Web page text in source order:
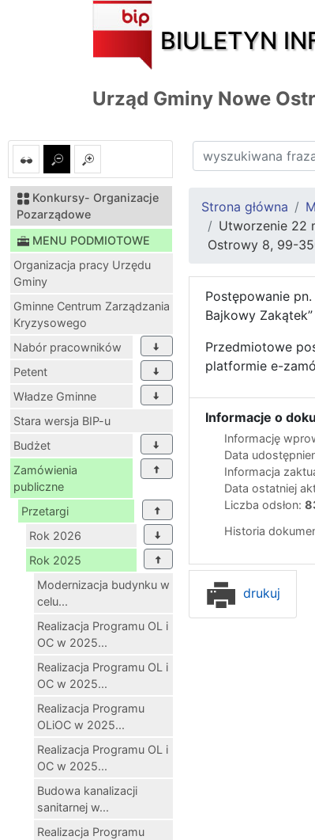
BIULETYN
Urząd Gminy Nowe
Konkursy- Organizacje
Pozarządowe
MENU PODMIOTOWE
Organizacja pracy Urzędu
Gminy
Gminne Centrum Zarządzania
Kryzysowego
Nabór pracowników
Petent
Władze Gminne
Stara wersja BIP-u
Budżet
Zamówienia
publiczne
Przetargi
Rok 2026
Rok 2025
Modernizacja budynku w
celu...
Realizacja Programu OL i
OC w 2025...
Realizacja Programu OL i
OC w 2025...
Realizacja Programu
OLiOC w 2025...
Realizacja Programu OL i
OC w 2025...
Budowa kanalizacji
sanitarnej w...
Realizacja Programu
Strona główna
Utworzenie 22
Ostrowy 8, 99-
Postępowanie
Bajkowy
Przedmiotowe
platformie e-
Informacje o
Informację
Data
Informacja
Data ostatniej
Liczba odsłon:
Historia
drukuj